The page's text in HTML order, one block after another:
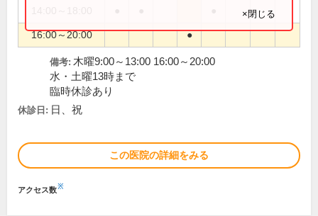
16:00～20:00 ●
×閉じる
備考: 木曜9:00～13:00 16:00～20:00
水・土曜13時まで
臨時休診あり
休診日: 日、祝
この医院の詳細をみる
アクセス数※